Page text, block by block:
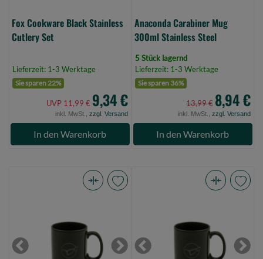
Fox Cookware Black Stainless
Cutlery Set
Lieferzeit: 1-3 Werktage
Sie sparen 22%
UVP 11,99 € 9,34 €
inkl. MwSt., zzgl. Versand
In den Warenkorb
Anaconda Carabiner Mug
300ml Stainless Steel
5 Stück lagernd
Lieferzeit: 1-3 Werktage
Sie sparen 36%
13,99 € 8,94 €
inkl. MwSt., zzgl. Versand
In den Warenkorb
Logo
Burgundy
Previous Next
Logo
OlivePrevious Next